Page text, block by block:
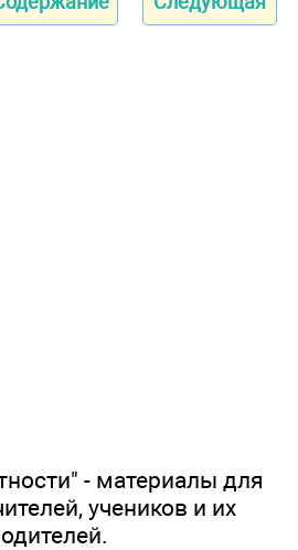
- материалы для
учеников и их